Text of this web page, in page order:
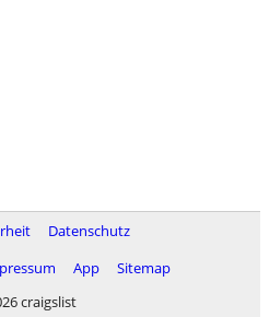
Datenschutz
App
Sitemap
craigslist